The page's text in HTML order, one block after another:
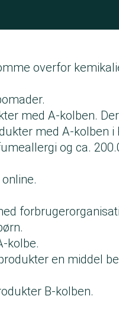
overfor
med A-kolben.
med A-kolben i
og ca.
kolbe.
en middel
B-kolben.